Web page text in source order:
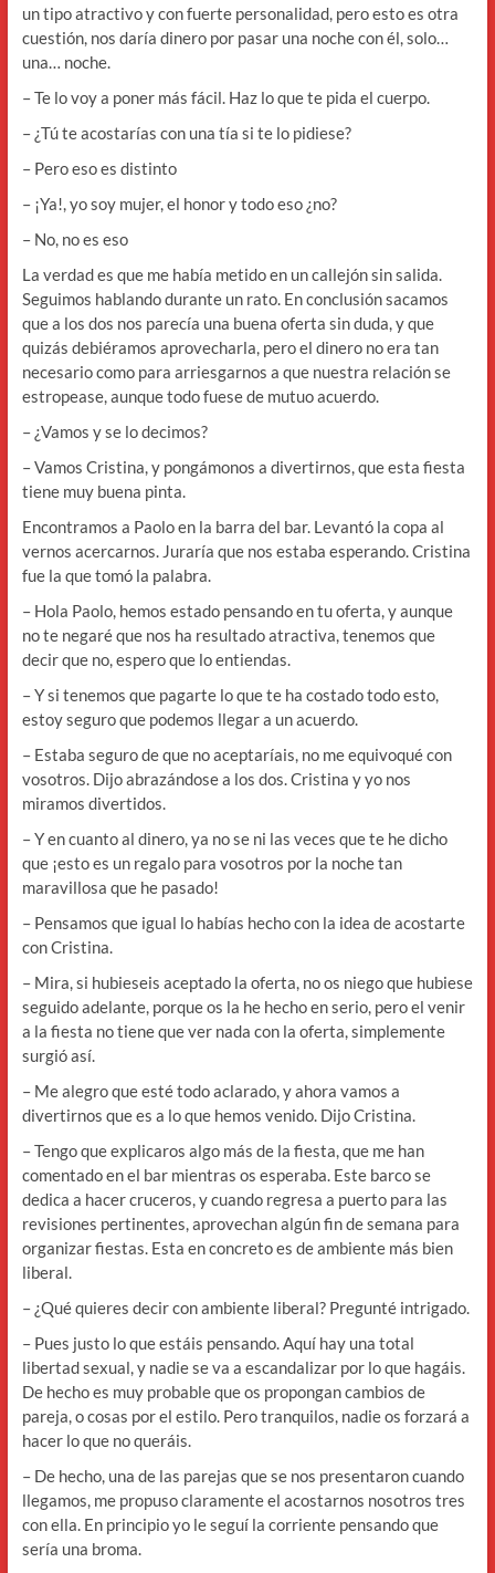
un tipo atractivo y con fuerte personalidad, pero esto es otra
cuestión, nos daría dinero por pasar una noche con él, solo…
una… noche.
– Te lo voy a poner más fácil. Haz lo que te pida el cuerpo.
– ¿Tú te acostarías con una tía si te lo pidiese?
– Pero eso es distinto
– ¡Ya!, yo soy mujer, el honor y todo eso ¿no?
– No, no es eso
La verdad es que me había metido en un callejón sin salida.
Seguimos hablando durante un rato. En conclusión sacamos
que a los dos nos parecía una buena oferta sin duda, y que
quizás debiéramos aprovecharla, pero el dinero no era tan
necesario como para arriesgarnos a que nuestra relación se
estropease, aunque todo fuese de mutuo acuerdo.
– ¿Vamos y se lo decimos?
– Vamos Cristina, y pongámonos a divertirnos, que esta fiesta
tiene muy buena pinta.
Encontramos a Paolo en la barra del bar. Levantó la copa al
vernos acercarnos. Juraría que nos estaba esperando. Cristina
fue la que tomó la palabra.
– Hola Paolo, hemos estado pensando en tu oferta, y aunque
no te negaré que nos ha resultado atractiva, tenemos que
decir que no, espero que lo entiendas.
– Y si tenemos que pagarte lo que te ha costado todo esto,
estoy seguro que podemos llegar a un acuerdo.
– Estaba seguro de que no aceptaríais, no me equivoqué con
vosotros. Dijo abrazándose a los dos. Cristina y yo nos
miramos divertidos.
– Y en cuanto al dinero, ya no se ni las veces que te he dicho
que ¡esto es un regalo para vosotros por la noche tan
maravillosa que he pasado!
– Pensamos que igual lo habías hecho con la idea de acostarte
con Cristina.
– Mira, si hubieseis aceptado la oferta, no os niego que hubiese
seguido adelante, porque os la he hecho en serio, pero el venir
a la fiesta no tiene que ver nada con la oferta, simplemente
surgió así.
– Me alegro que esté todo aclarado, y ahora vamos a
divertirnos que es a lo que hemos venido. Dijo Cristina.
– Tengo que explicaros algo más de la fiesta, que me han
comentado en el bar mientras os esperaba. Este barco se
dedica a hacer cruceros, y cuando regresa a puerto para las
revisiones pertinentes, aprovechan algún fin de semana para
organizar fiestas. Esta en concreto es de ambiente más bien
liberal.
– ¿Qué quieres decir con ambiente liberal? Pregunté intrigado.
– Pues justo lo que estáis pensando. Aquí hay una total
libertad sexual, y nadie se va a escandalizar por lo que hagáis.
De hecho es muy probable que os propongan cambios de
pareja, o cosas por el estilo. Pero tranquilos, nadie os forzará a
hacer lo que no queráis.
– De hecho, una de las parejas que se nos presentaron cuando
llegamos, me propuso claramente el acostarnos nosotros tres
con ella. En principio yo le seguí la corriente pensando que
sería una broma.